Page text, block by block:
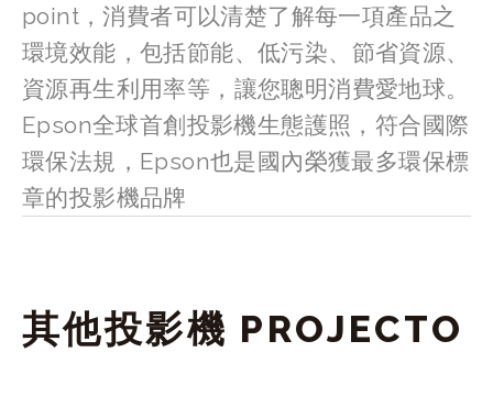
point，消費者可以清楚了解每一項產品之
環境效能，包括節能、低污染、節省資源、
資源再生利用率等，讓您聰明消費愛地球。
Epson全球首創投影機生態護照，符合國際
環保法規，Epson也是國內榮獲最多環保標
章的投影機品牌
其他投影機 PROJECTO